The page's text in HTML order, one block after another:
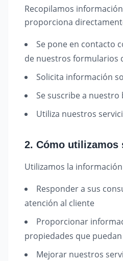
Recopilamos
proporciona
Se pone en contacto
de nuestros formularios
Solicita información
Se suscribe a
Utiliza nuestros
2. Cómo utilizamos
Utilizamos la
Responder a sus
atención al cliente
Proporcionar
propiedades que
Mejorar nuestros